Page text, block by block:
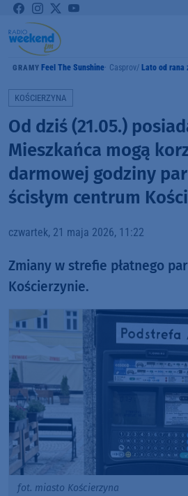
GRAMY Feel The Sunshine Casprov Lato od rana
KOŚCIERZYNA
Od dziś (21.05.)
Mieszkańca mogą
darmowej godziny
ścisłym centrum
czwartek, 21 maja 2026, 11:22
Zmiany w strefie płatnego
Kościerzynie.
fot. miasto Kościerzyna